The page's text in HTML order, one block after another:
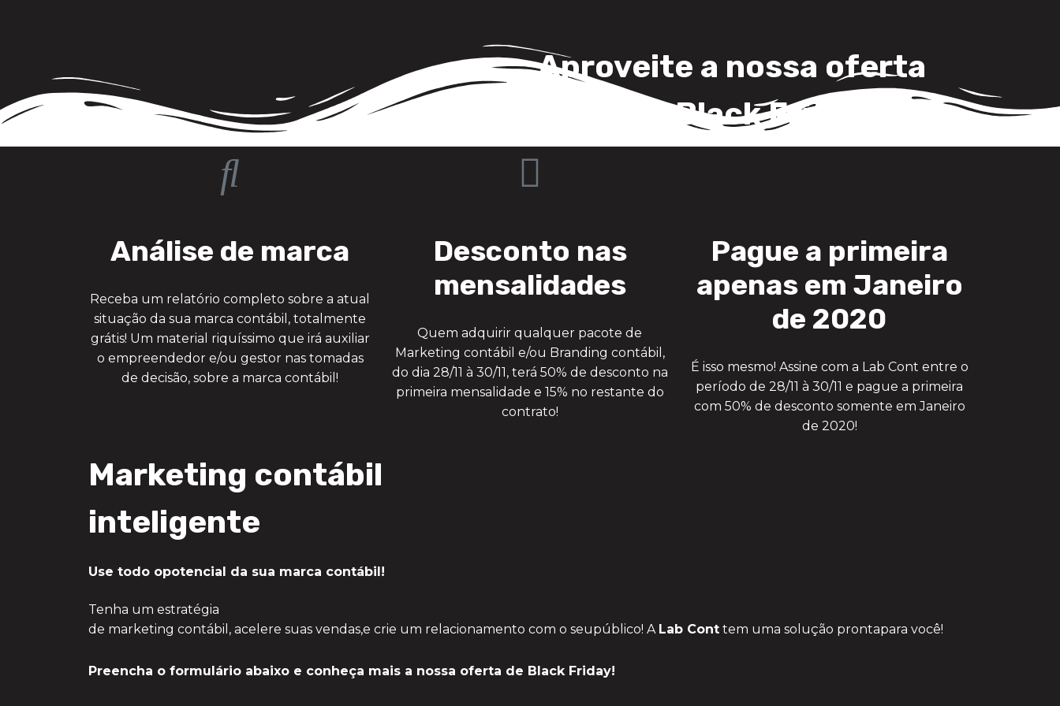
Aproveite a nossa oferta
tripla de Black Friday!
Análise de marca
Receba um relatório completo sobre a atual
situação da sua marca contábil, totalmente
grátis! Um material riquíssimo que irá auxiliar
o empreendedor e/ou gestor nas tomadas
de decisão, sobre a marca contábil!
Desconto nas
mensalidades
Quem adquirir qualquer pacote de
Marketing contábil e/ou Branding contábil,
do dia 28/11 à 30/11, terá 50% de desconto na
primeira mensalidade e 15% no restante do
contrato!
Pague a primeira
apenas em Janeiro
de 2020
É isso mesmo! Assine com a Lab Cont entre o
período de 28/11 à 30/11 e pague a primeira
com 50% de desconto somente em Janeiro
de 2020!
Marketing contábil
inteligente
Use todo opotencial da sua marca contábil!
Tenha um estratégia
de marketing contábil, acelere suas vendas,e crie um relacionamento com o seupúblico! A Lab Cont tem uma solução prontapara você!
Preencha o formulário abaixo e conheça mais a nossa oferta de Black Friday!